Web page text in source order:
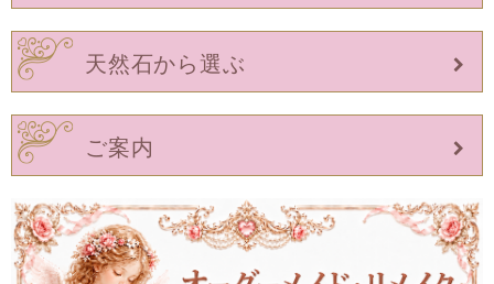
天然石から選ぶ
ご案内